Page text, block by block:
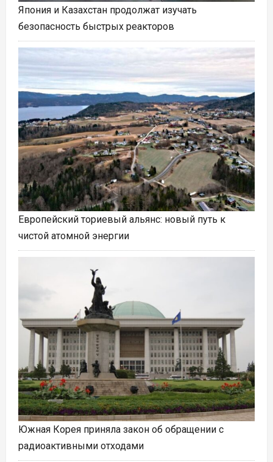
Япония и Казахстан продолжат изучать
безопасность быстрых реакторов
Европейский ториевый альянс: новый путь к
чистой атомной энергии
Южная Корея приняла закон об обращении с
радиоактивными отходами